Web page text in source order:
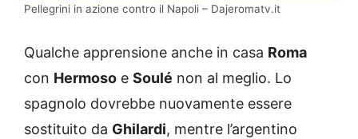
Pellegrini in azione contro il Napoli – Dajeromatv.it
Qualche apprensione anche in casa Roma
con Hermoso e Soulé non al meglio. Lo
spagnolo dovrebbe nuovamente essere
sostituito da Ghilardi, mentre l’argentino